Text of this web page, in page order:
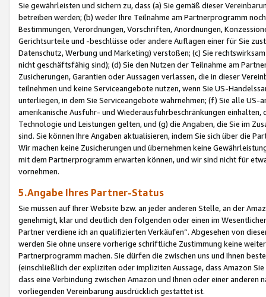
Sie gewährleisten und sichern zu, dass (a) Sie gemäß dieser
betreiben werden; (b) weder Ihre Teilnahme am Partnerprogramm
Bestimmungen, Verordnungen, Vorschriften, Anordnungen,
Gerichtsurteile und -beschlüsse oder andere Auflagen einer für Sie
Datenschutz, Werbung und Marketing) verstoßen; (c) Sie
nicht geschäftsfähig sind); (d) Sie den Nutzen der Teilnahme am
Zusicherungen, Garantien oder Aussagen verlassen, die in dieser
teilnehmen und keine Serviceangebote nutzen, wenn Sie US-
unterliegen, in dem Sie Serviceangebote wahrnehmen; (f) Sie alle
amerikanische Ausfuhr- und Wiederausfuhrbeschränkungen
Technologie und Leistungen gelten, und (g) die Angaben, die Sie im
sind. Sie können Ihre Angaben aktualisieren, indem Sie sich über die
Wir machen keine Zusicherungen und übernehmen keine
mit dem Partnerprogramm erwarten können, und wir sind nicht für
vornehmen.
5.Angabe Ihres Partner-Status
Sie müssen auf Ihrer Website bzw. an jeder anderen Stelle, an der
genehmigt, klar und deutlich den folgenden oder einen im
Partner verdiene ich an qualifizierten Verkäufen“. Abgesehen von
werden Sie ohne unsere vorherige schriftliche Zustimmung keine
Partnerprogramm machen. Sie dürfen die zwischen uns und Ihnen
(einschließlich der expliziten oder impliziten Aussage, dass Amazon
dass eine Verbindung zwischen Amazon und Ihnen oder einer
vorliegenden Vereinbarung ausdrücklich gestattet ist.